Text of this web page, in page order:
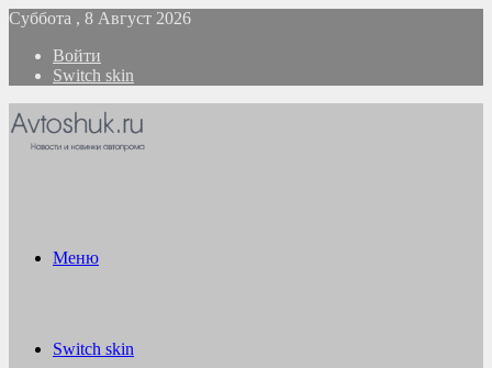
Суббота , 8 Август 2026
Войти
Switch skin
Меню
Switch skin